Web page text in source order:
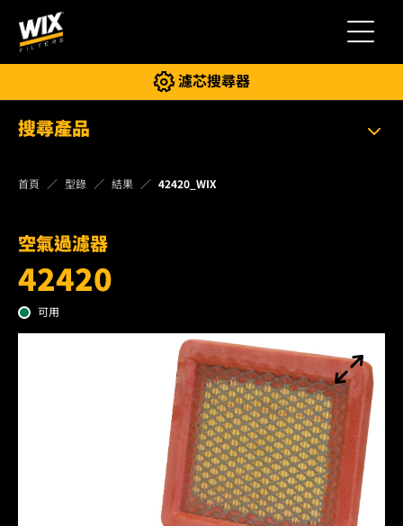
切換導航
濾芯搜尋器
搜尋產品
首頁 型錄 結果 42420_WIX
空氣過濾器
42420
可用